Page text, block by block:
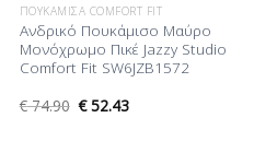
ΠΟΥΚΆΜΙΣΑ COMFORT FIT
Ανδρικό Πουκάμισο Μαύρο
Μονόχρωμο Πικέ Jazzy Studio
Comfort Fit SW6JZB1572
€74.90 €52.43